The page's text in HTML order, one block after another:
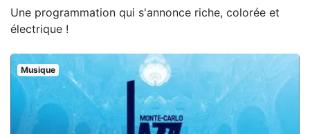
Une programmation qui s'annonce riche, colorée et
électrique !
Musique